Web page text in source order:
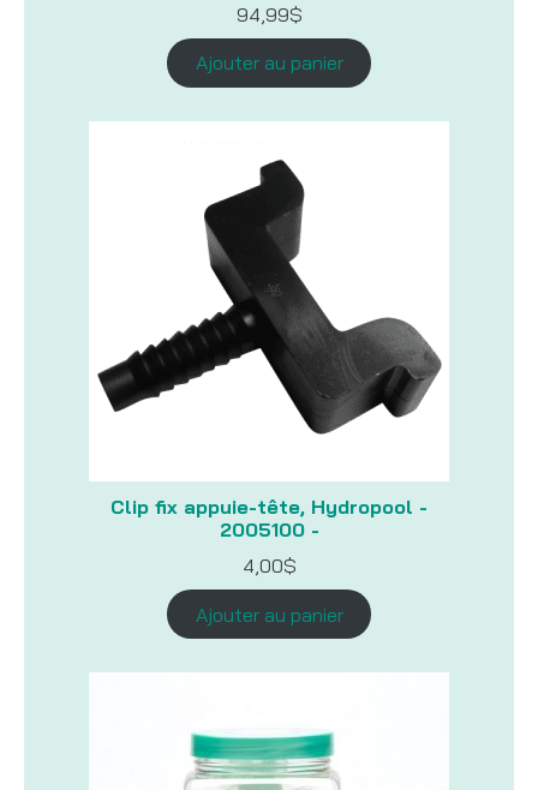
94,99$
Ajouter au panier
Clip fix appuie-tête, Hydropool -
2005100 -
4,00$
Ajouter au panier